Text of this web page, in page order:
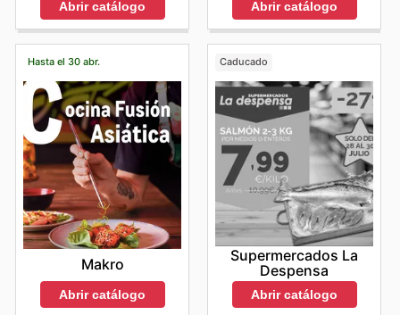
Abrir catálogo Abrir catálogo
Hasta el 30 abr.
Makro
Abrir catálogo
Caducado
Supermercados La
Despensa
Abrir catálogo